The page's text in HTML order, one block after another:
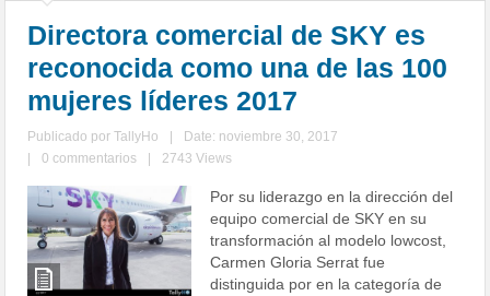
Directora comercial de SKY es
reconocida como una de las 100
mujeres líderes 2017
Publicado porTallyHo
Date: noviembre 30, 2017
0 commentarios 2743 Views
Por su liderazgo en la dirección del
equipo comercial de SKY en su
transformación al modelo lowcost,
Carmen Gloria Serrat fue
distinguida por en la categoría de